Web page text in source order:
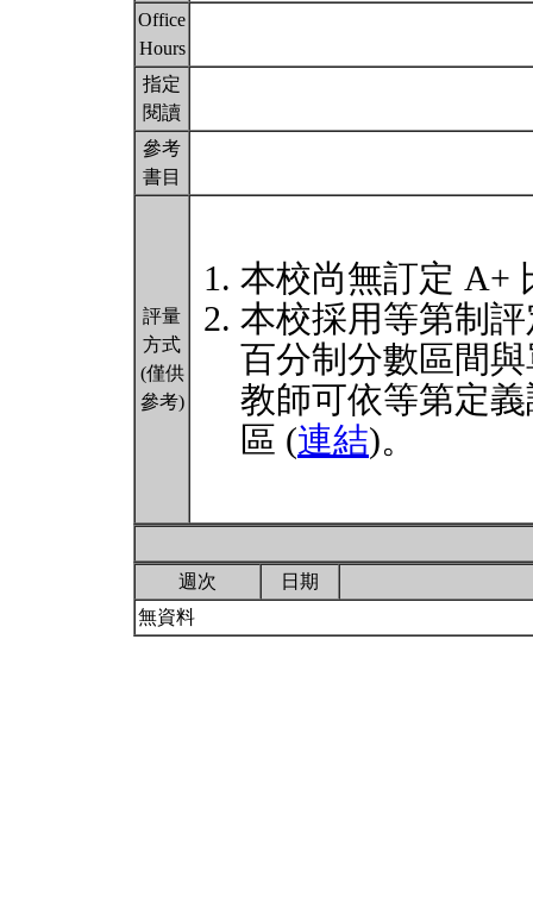
Office
Hours
指定
閱讀
參考
書目
評量
方式
(僅供
參考)
本校尚無訂定 A+
本校採用等第制
百分制分數區間
教師可依等第定
區 (連結)。
週次
日期
無資料